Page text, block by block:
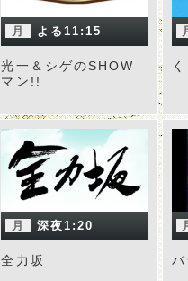
月 よる11:15
光一＆シゲのSHOW
マン!!
月 深夜1:20
全力坂